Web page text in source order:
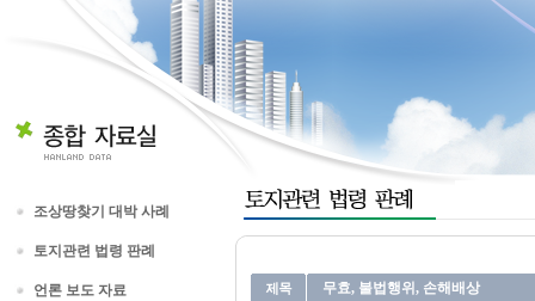
조상땅찾기 대박 사례
토지관련 법령 판례
언론 보도 자료 무효, 불법행위, 손해배상